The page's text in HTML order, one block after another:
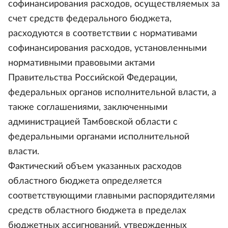
софинансирования расходов, осуществляемых за
счет средств федерального бюджета,
расходуются в соответствии с нормативами
софинансирования расходов, установленными
нормативными правовыми актами
Правительства Российской Федерации,
федеральных органов исполнительной власти, а
также соглашениями, заключенными
администрацией Тамбовской области с
федеральными органами исполнительной
власти.
Фактический объем указанных расходов
областного бюджета определяется
соответствующими главными распорядителями
средств областного бюджета в пределах
бюджетных ассигнований, утвержденных